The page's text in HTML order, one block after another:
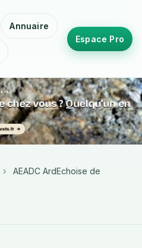
Annuaire
Espace Pro
›
AEADC ArdEchoise de